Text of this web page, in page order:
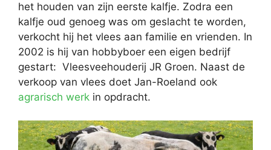
het houden van zijn eerste kalfje. Zodra een
kalfje oud genoeg was om geslacht te worden,
verkocht hij het vlees aan familie en vrienden. In
2002 is hij van hobbyboer een eigen bedrijf
gestart: Vleesveehouderij JR Groen. Naast de
verkoop van vlees doet Jan-Roeland ook
agrarisch werk in opdracht.